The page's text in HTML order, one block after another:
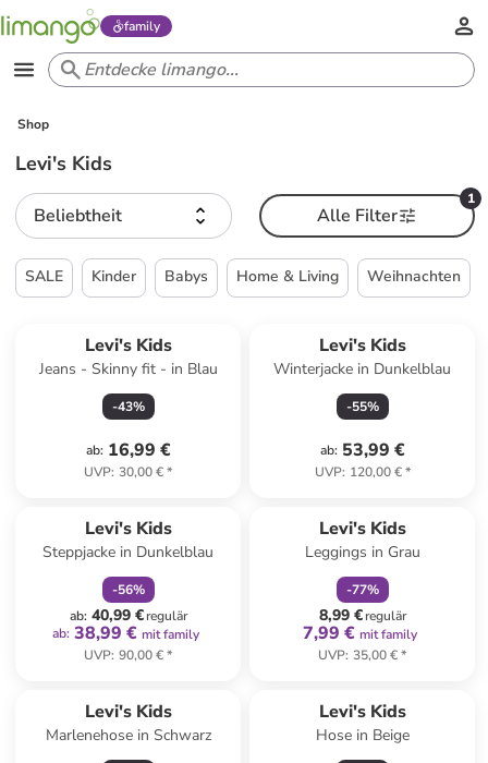
family
Shop
Levi's Kids
Beliebtheit
1
Alle Filter
SALE Kinder Babys Home & Living Weihnachten
Levi's Kids
Jeans - Skinny fit - in Blau
-43%
ab: 16,99 €
UVP: 30,00 €*
Levi's Kids
Winterjacke in Dunkelblau
-55%
ab: 53,99 €
UVP: 120,00 €*
Levi's Kids
Steppjacke in Dunkelblau
-56%
ab: 40,99 €regulär
ab: 38,99 € mit family
UVP: 90,00 €*
Levi's Kids
Leggings in Grau
-77%
8,99 €regulär
7,99 € mit family
UVP: 35,00 €*
Levi's Kids
Marlenehose in Schwarz
Levi's Kids
Hose in Beige